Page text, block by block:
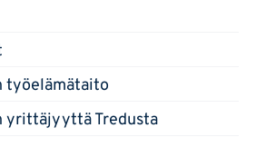
työelämätaito
yrittäjyyttä Tredusta